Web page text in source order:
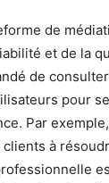
de
et de la
de
pour
Par
à